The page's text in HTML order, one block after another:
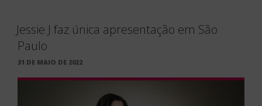
Jessie J faz única apresentação em São
Paulo
PUBLICADO
31 DE MAIO DE 2022